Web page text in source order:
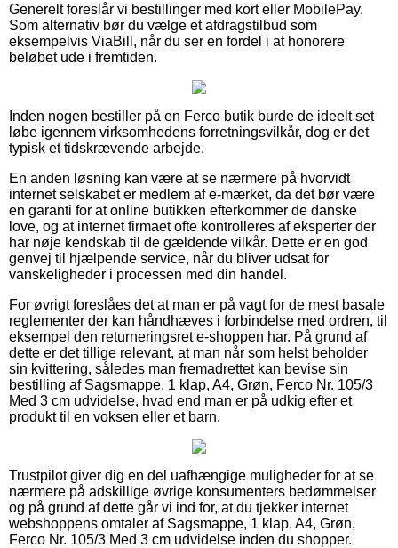
Generelt foreslår vi bestillinger med kort eller MobilePay.
Som alternativ bør du vælge et afdragstilbud som
eksempelvis ViaBill, når du ser en fordel i at honorere
beløbet ude i fremtiden.
Inden nogen bestiller på en Ferco butik burde de ideelt set
løbe igennem virksomhedens forretningsvilkår, dog er det
typisk et tidskrævende arbejde.
En anden løsning kan være at se nærmere på hvorvidt
internet selskabet er medlem af e-mærket, da det bør være
en garanti for at online butikken efterkommer de danske
love, og at internet firmaet ofte kontrolleres af eksperter der
har nøje kendskab til de gældende vilkår. Dette er en god
genvej til hjælpende service, når du bliver udsat for
vanskeligheder i processen med din handel.
For øvrigt foreslåes det at man er på vagt for de mest basale
reglementer der kan håndhæves i forbindelse med ordren, til
eksempel den returneringsret e-shoppen har. På grund af
dette er det tillige relevant, at man når som helst beholder
sin kvittering, således man fremadrettet kan bevise sin
bestilling af Sagsmappe, 1 klap, A4, Grøn, Ferco Nr. 105/3
Med 3 cm udvidelse, hvad end man er på udkig efter et
produkt til en voksen eller et barn.
Trustpilot giver dig en del uafhængige muligheder for at se
nærmere på adskillige øvrige konsumenters bedømmelser
og på grund af dette går vi ind for, at du tjekker internet
webshoppens omtaler af Sagsmappe, 1 klap, A4, Grøn,
Ferco Nr. 105/3 Med 3 cm udvidelse inden du shopper.